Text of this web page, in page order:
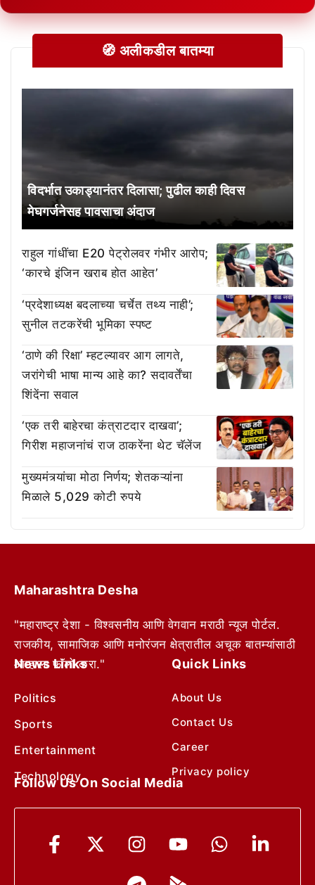
🧭 अलीकडील बातम्या
विदर्भात उकाड्यानंतर दिलासा; पुढील काही दिवस
मेघगर्जनेसह पावसाचा अंदाज
राहुल गांधींचा E20 पेट्रोलवर गंभीर आरोप;
‘कारचे इंजिन खराब होत आहेत’
‘प्रदेशाध्यक्ष बदलाच्या चर्चेत तथ्य नाही’;
सुनील तटकरेंची भूमिका स्पष्ट
‘ठाणे की रिक्षा’ म्हटल्यावर आग लागते,
जरांगेची भाषा मान्य आहे का? सदावर्तेंचा
शिंदेंना सवाल
‘एक तरी बाहेरचा कंत्राटदार दाखवा’;
गिरीश महाजनांचं राज ठाकरेंना थेट चॅलेंज
मुख्यमंत्र्यांचा मोठा निर्णय; शेतकऱ्यांना
मिळाले 5,029 कोटी रुपये
Maharashtra Desha
"महाराष्ट्र देशा - विश्वसनीय आणि वेगवान मराठी न्यूज पोर्टल.
राजकीय, सामाजिक आणि मनोरंजन क्षेत्रातील अचूक बातम्यांसाठी
आम्हाला फॉलो करा."
News Links
Politics
Sports
Entertainment
Technology
Quick Links
About Us
Contact Us
Career
Privacy policy
Follow Us On Social Media